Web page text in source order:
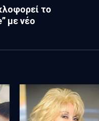
το
με νέο